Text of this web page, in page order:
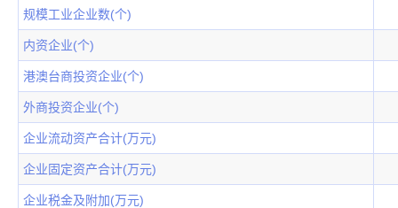
规模工业企业数(个)
内资企业(个)
港澳台商投资企业(个)
外商投资企业(个)
企业流动资产合计(万元)
企业固定资产合计(万元)
企业税金及附加(万元)